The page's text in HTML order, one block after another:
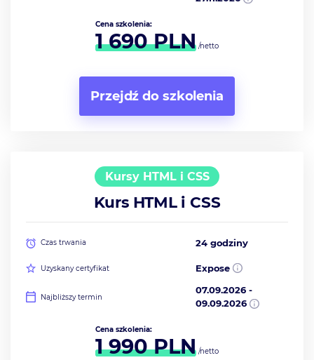
Cena szkolenia:
1 690PLN /netto
Przejdź do szkolenia
Kursy HTML i CSS
Kurs HTML i CSS
Czas trwania 24 godziny
Uzyskany certyfikat Expose
Najbliższy termin
07.09.2026 -
09.09.2026
Cena szkolenia:
1 990PLN /netto